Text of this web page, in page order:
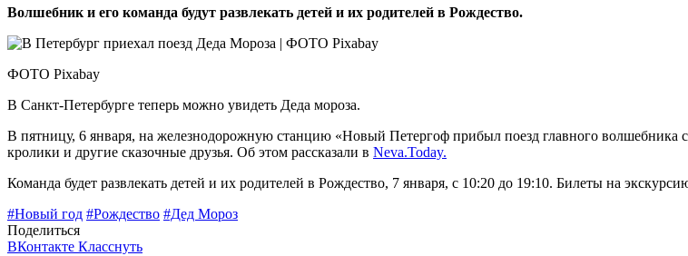
Волшебник и его команда будут развлекать детей и их родителей в Рождество.
ФОТО Pixabay
В Санкт-Петербурге теперь можно увидеть Деда мороза.
В пятницу, 6 января, на железнодорожную станцию «Новый Петергоф прибыл поезд главного
кролики и другие сказочные друзья. Об этом рассказали в Neva.Today.
Команда будет развлекать детей и их родителей в Рождество, 7 января, с 10:20 до 19:10. Билеты на
#Новый год #Рождество #Дед Мороз
Поделиться
ВКонтакте Класснуть